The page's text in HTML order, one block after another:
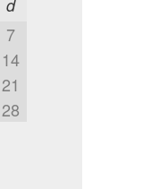
d
7
14
21
28